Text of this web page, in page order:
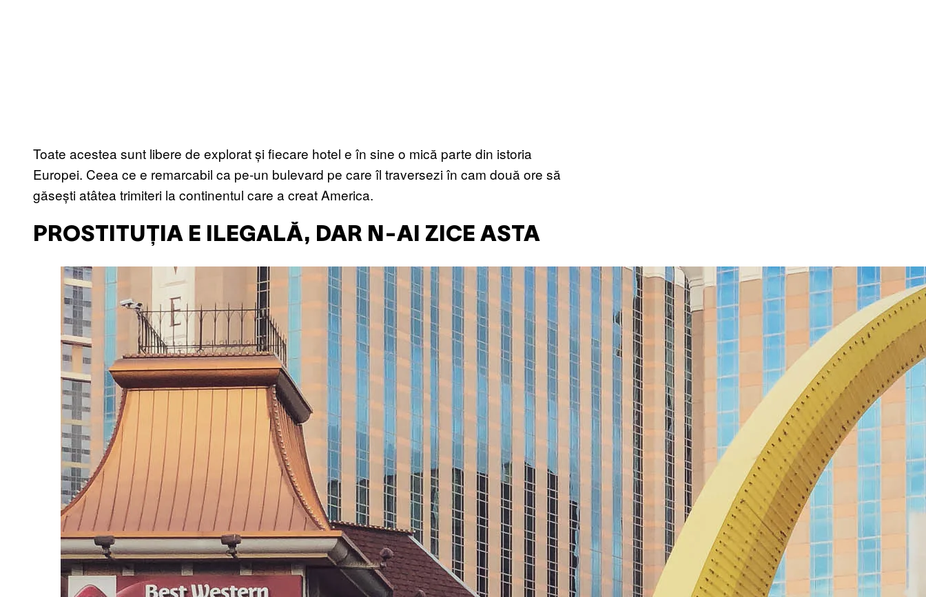
Toate acestea sunt libere de explorat și fiecare hotel e în sine o mică parte din istoria
Europei. Ceea ce e remarcabil ca pe-un bulevard pe care îl traversezi în cam două ore să
găsești atâtea trimiteri la continentul care a creat America.
PROSTITUȚIA E ILEGALĂ, DAR N-AI ZICE ASTA